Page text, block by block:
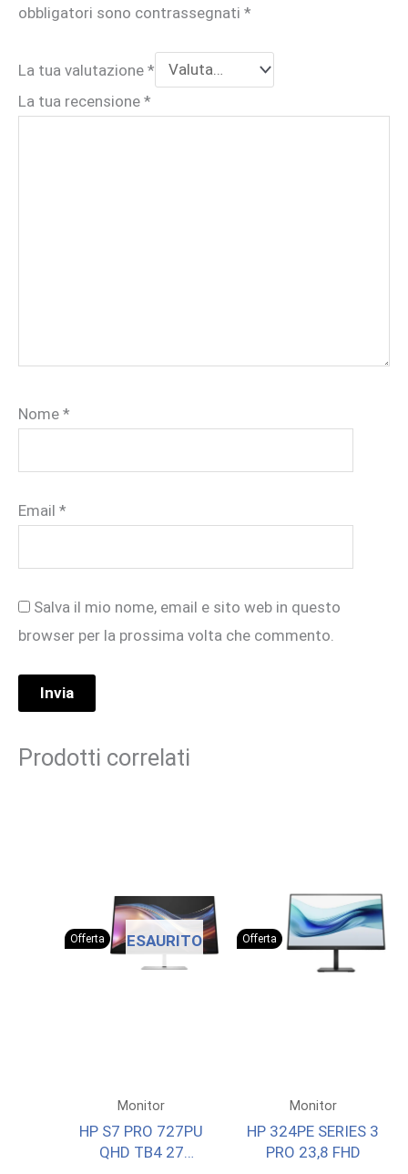
obbligatori sono contrassegnati *
La tua valutazione *
La tua recensione *
Nome *
Email *
Salva il mio nome, email e sito web in questo
browser per la prossima volta che commento.
Prodotti correlati
Offerta ESAURITO
Monitor
HP S7 PRO 727PU
QHD TB4 27
Offerta
Monitor
HP 324PE SERIES 3
PRO 23,8 FHD